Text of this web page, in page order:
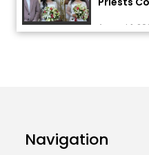
7 Killed,
Navigation